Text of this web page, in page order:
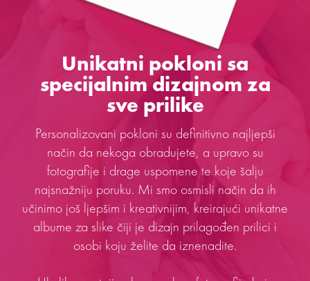
Unikatni pokloni sa
specijalnim dizajnom za
sve prilike
Personalizovani pokloni su definitivno najljepši
način da nekoga obradujete, a upravo su
fotografije i drage uspomene te koje šalju
najsnažniju poruku. Mi smo osmisli način da ih
učinimo još ljepšim i kreativnijim, kreirajući unikatne
albume za slike čiji je dizajn prilagođen prilici i
osobi koju želite da iznenadite.